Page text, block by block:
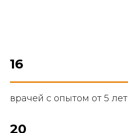
16
врачей с опытом от 5 лет
20